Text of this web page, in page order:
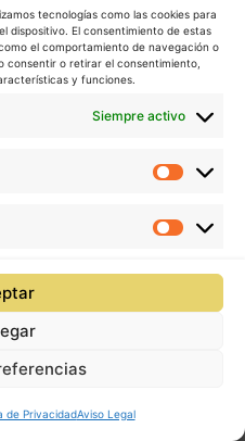
tecnologías como las cookies para
dispositivo. El consentimiento de estas
el comportamiento de navegación o
consentir o retirar el consentimiento,
y funciones.
Siempre activo
de PrivacidadAviso Legal